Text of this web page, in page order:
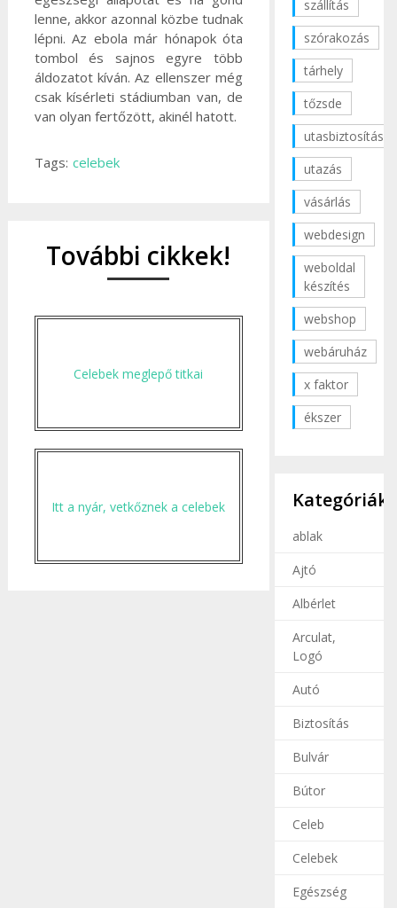
lenne, akkor azonnal közbe tudnak
lépni. Az ebola már hónapok óta
tombol és sajnos egyre több
áldozatot kíván. Az ellenszer még
csak kísérleti stádiumban van, de
van olyan fertőzött, akinél hatott.
Tags: celebek
További cikkek!
Celebek meglepő titkai
Itt a nyár, vetkőznek a celebek
szállítás
szórakozás
tárhely
tőzsde
utasbiztosítás
utazás
vásárlás
webdesign
weboldal
készítés
webshop
webáruház
x faktor
ékszer
Kategóriák
ablak
Ajtó
Albérlet
Arculat,
Logó
Autó
Biztosítás
Bulvár
Bútor
Celeb
Celebek
Egészség